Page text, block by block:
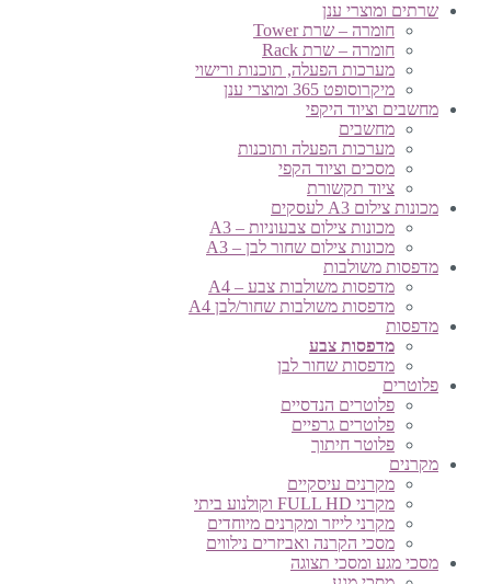
שרתים ומוצרי ענן
חומרה – שרת Tower
חומרה – שרת Rack
מערכות הפעלה, תוכנות ורישוי
מיקרוסופט 365 ומוצרי ענן
מחשבים וציוד היקפי
מחשבים
מערכות הפעלה ותוכנות
מסכים וציוד הקפי
ציוד תקשורת
מכונות צילום A3 לעסקים
מכונות צילום צבעוניות – A3
מכונות צילום שחור לבן – A3
מדפסות משולבות
מדפסות משולבות צבע – A4
מדפסות משולבות שחור/לבן A4
מדפסות
מדפסות צבע
מדפסות שחור לבן
פלוטרים
פלוטרים הנדסיים
פלוטרים גרפיים
פלוטר חיתוך
מקרנים
מקרנים עיסקיים
מקרני FULL HD וקולנוע ביתי
מקרני לייזר ומקרנים מיוחדים
מסכי הקרנה ואביזרים נילווים
מסכי מגע ומסכי תצוגה